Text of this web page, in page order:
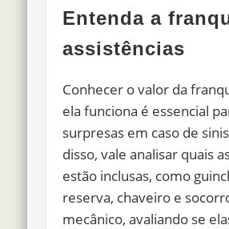
Entenda a
assistências
Conhecer o valor da
ela funciona é essencial
surpresas em caso de
disso, vale analisar quais
estão inclusas, como
reserva, chaveiro e
mecânico, avaliando se